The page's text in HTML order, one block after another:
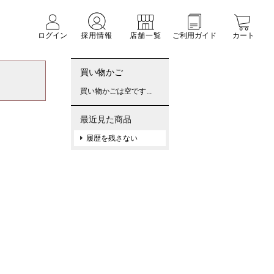
ログイン
採用情報 店舗一覧 ご利用ガイド カート
買い物かご
買い物かごは空です...
最近見た商品
履歴を残さない